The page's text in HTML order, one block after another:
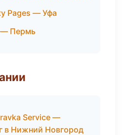
Pages — Уфа
— Пермь
Service —
в Нижний Новгород